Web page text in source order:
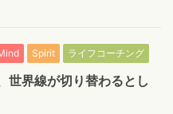
Spirit ライフコーチング
世界線が切り替わるとし